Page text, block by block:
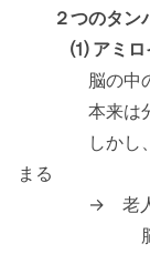
２つのタン
⑴ アミロ
脳の中の
本来は分解
しかし、老
まる
→ 老人斑と
脳の写真